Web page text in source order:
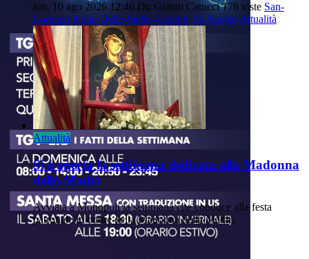
lun, 10 ago 2026 12:46 Di: Gianni Catucci 178 viste San-
Lorenzo Notte-Delle-Stelle-Cadenti 10-Agosto Attualità
Attualità
Si è aperta la settimana dedicata alla Madonna
della Madia
Avviata a Monopoli la settimana che conduce alla festa
patronale in onore della Madonna della Madia.